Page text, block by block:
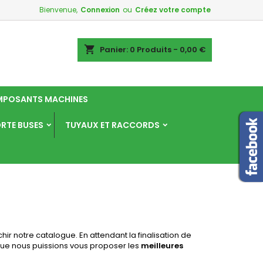
Bienvenue, Connexion ou Créez votre compte
shopping_cart Panier: 0 Produits - 0,00 €
MACHINES
BUSES TUYAUX ET RACCORDS
notre catalogue. En attendant la finalisation de
nous puissions vous proposer les meilleures